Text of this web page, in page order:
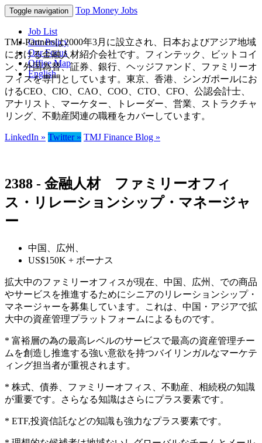
Toggle navigation Top Money Jobs
Job List
Our Policy
Our Focus
Office Map
English
TMJ-Partnersは2000年3月に設立され、日本およびアジア地域
における金融人材紹介会社です。フィンテック、ビットコイ
ン、外国為替、証券、銀行、ヘッジファンド、ファミリーオ
フィスを専門としています。東京、香港、シンガポールにお
けるCEO、CIO、CAO、COO、CTO、CFO、公認会計士、
アナリスト、マーケター、トレーダー、営業、ストラクチャ
リング、不動産関連の職種をカバーしています。
LinkedIn » Twitter » TMJ Finance Blog »
2388 - 金融人材 ファミリーオフィ
ス・リレーションシップ・マネージャ
ー
中国、広州、
US$150K + ボーナス
拡大中のファミリーオフィスが現在、中国、広州、での商品
やサービスを推進するためにシニアのリレーションシップ・
マネージャーを募集しています。これは、中国・アジアで拡
大中の資産管理プラットフォームによるものです。
* 富裕層の為の最高レベルのサービスで最高の資産管理チー
ムを創造し推進する強い意欲を持つバイリンガルなマーケテ
ィング担当者が重視されます。
* 株式、債券、ファミリーオフィス、不動産、相続税の知識
が重要です。さらなる知識はさらにプラス要素です。
* ETF,投資信託などの知識も強力なプラス要素です。